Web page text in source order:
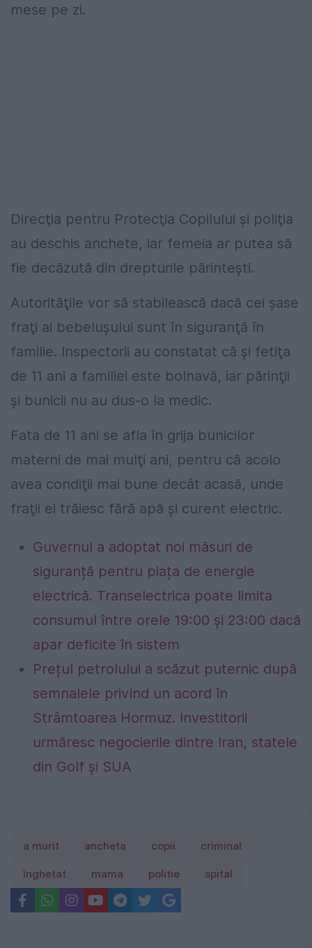
mese pe zi.
Direcţia pentru Protecţia Copilului şi poliţia
au deschis anchete, iar femeia ar putea să
fie decăzută din drepturile părinteşti.
Autorităţile vor să stabilească dacă cei şase
fraţi ai bebeluşului sunt în siguranţă în
familie. Inspectorii au constatat că şi fetiţa
de 11 ani a familiei este bolnavă, iar părinţii
şi bunicii nu au dus-o la medic.
Fata de 11 ani se afla în grija bunicilor
materni de mai mulţi ani, pentru că acolo
avea condiţii mai bune decât acasă, unde
fraţii ei trăiesc fără apă şi curent electric.
Guvernul a adoptat noi măsuri de
siguranță pentru piața de energie
electrică. Transelectrica poate limita
consumul între orele 19:00 și 23:00 dacă
apar deficite în sistem
Prețul petrolului a scăzut puternic după
semnalele privind un acord în
Strâmtoarea Hormuz. Investitorii
urmăresc negocierile dintre Iran, statele
din Golf și SUA
a murit ancheta copii criminal
înghetat mama politie spital